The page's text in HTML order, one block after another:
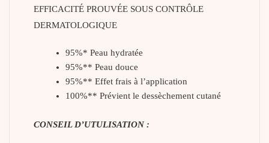
EFFICACITÉ PROUVÉE SOUS CONTRÔLE
DERMATOLOGIQUE
95%* Peau hydratée
95%** Peau douce
95%** Effet frais à l’application
100%** Prévient le dessèchement cutané
CONSEIL D’UTULISATION :